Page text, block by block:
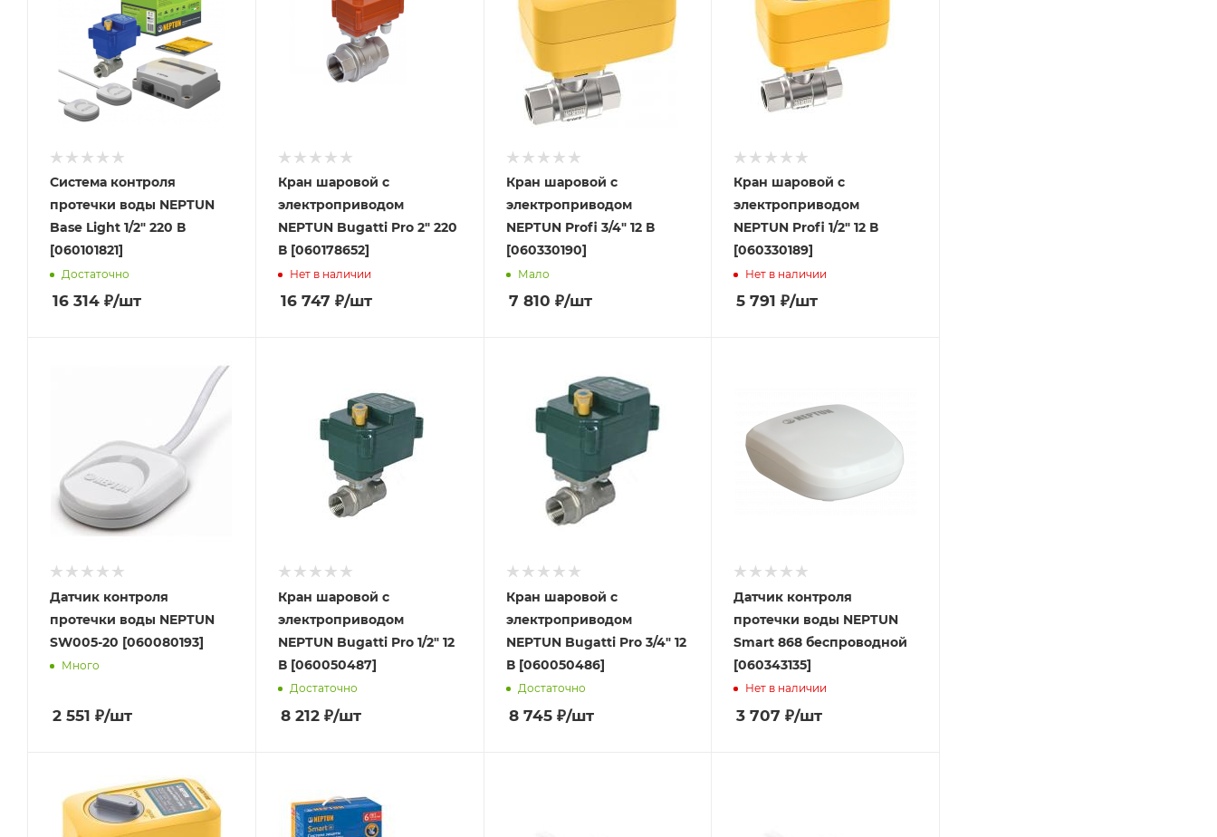
Система контроля
протечки воды NEPTUN
Base Light 1/2" 220 В
[060101821]
Достаточно
16 314 ₽/шт
Кран шаровой с
электроприводом
NEPTUN Bugatti Pro 2" 220
В [060178652]
Нет в наличии
16 747 ₽/шт
Кран шаровой с
электроприводом
NEPTUN Profi 3/4" 12 В
[060330190]
Мало
7 810 ₽/шт
Кран шаровой с
электроприводом
NEPTUN Profi 1/2" 12 В
[060330189]
Нет в наличии
5 791 ₽/шт
Датчик контроля
протечки воды NEPTUN
SW005-20 [060080193]
Много
2 551 ₽/шт
Кран шаровой с
электроприводом
NEPTUN Bugatti Pro 1/2" 12
В [060050487]
Достаточно
8 212₽/шт
Кран шаровой с
электроприводом
NEPTUN Bugatti Pro 3/4" 12
В [060050486]
Достаточно
8 745₽/шт
Датчик контроля
протечки воды NEPTUN
Smart 868 беспроводной
[060343135]
Нет в наличии
3 707 ₽/шт